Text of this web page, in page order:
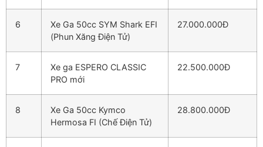
6
Xe Ga 50cc SYM Shark EFI
(Phun Xăng Điện Tử)
27.000.000Đ
7
Xe ga ESPERO CLASSIC
PRO mới
22.500.000Đ
8
Xe Ga 50cc Kymco
Hermosa FI (Chế Điện Tử)
28.800.000Đ